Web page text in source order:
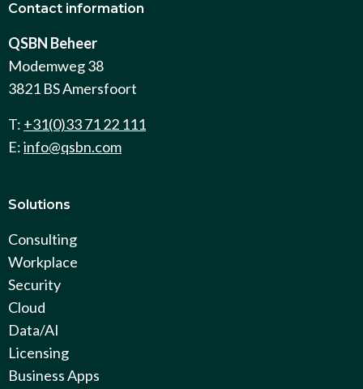
Contact information
QSBN Beheer
Modemweg 38
3821 BS Amersfoort
T: +31(0)33 71 22 111
E:info@qsbn.com
Solutions
Consulting
Workplace
Security
Cloud
Data/AI
Licensing
Business Apps